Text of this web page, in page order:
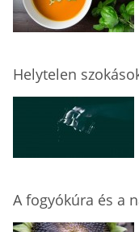
Helytelen
A fogyókúra és a